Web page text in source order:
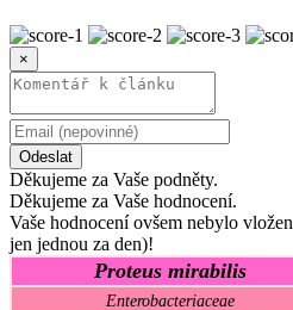
×
Odeslat
Děkujeme za Vaše podněty.
Děkujeme za Vaše hodnocení.
Vaše hodnocení ovšem nebylo
jen jednou za den)!
Proteus mirabilis
Enterobacteriaceae